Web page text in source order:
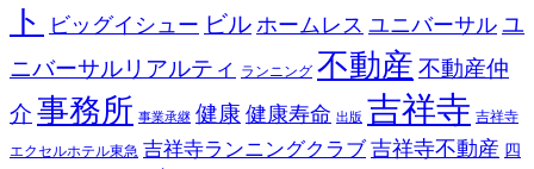
ト
ビッグイシュー ビル ホームレス ユニバーサルユ
ニバーサルリアルティ
ランニング 不動産 不動産仲
介 事務所 事業承継 健康健康寿命 出版 吉祥寺 吉祥寺
エクセルホテル東急 吉祥寺ランニングクラブ 吉祥寺不動産 四